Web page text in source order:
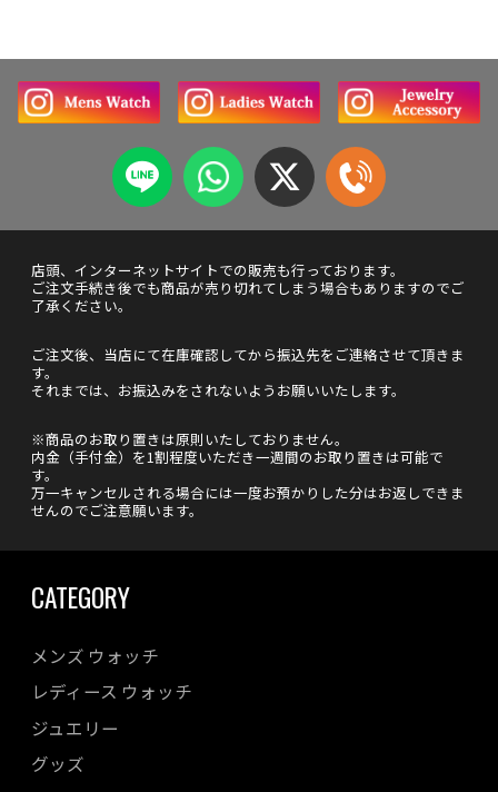
店頭、インターネットサイトでの販売も行っております。
ご注文手続き後でも商品が売り切れてしまう場合もありますのでご
了承ください。
ご注文後、当店にて在庫確認してから振込先をご連絡させて頂きま
す。
それまでは、お振込みをされないようお願いいたします。
※商品のお取り置きは原則いたしておりません。
内金（手付金）を1割程度いただき一週間のお取り置きは可能で
す。
万一キャンセルされる場合には一度お預かりした分はお返しできま
せんのでご注意願います。
CATEGORY
メンズ ウォッチ
レディース ウォッチ
ジュエリー
グッズ